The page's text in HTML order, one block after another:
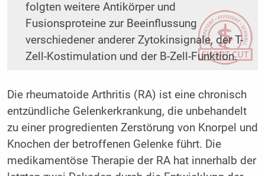
folgten weitere Antikörper und
Fusionsproteine zur Beeinflussung
verschiedener anderer Zytokinsignale, der T-
Zell-Kostimulation und der B-Zell-Funktion.
Die rheumatoide Arthritis (RA) ist eine chronisch
entzündliche Gelenkerkrankung, die unbehandelt
zu einer progredienten Zerstörung von Knorpel und
Knochen der betroffenen Gelenke führt. Die
medikamentöse Therapie der RA hat innerhalb der